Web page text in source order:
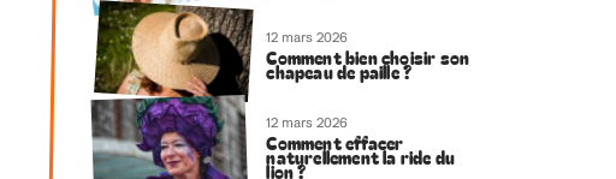
12 mars 2026
Comment bien choisir son
chapeau de paille ?
12 mars 2026
Comment effacer
naturellement la ride du
lion ?